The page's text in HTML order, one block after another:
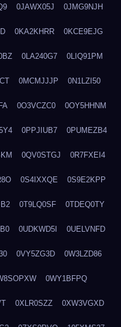
0JAWX05J 0JMG9NJH
0KA2KHRR 0KCE9EJG
0LA240G7 0LIQ91PM
0MCMJJJP 0N1LZI50
0O3VCZC0 0OY5HHNM
0PPJIUB7 0PUMEZB4
0QV0STGJ 0R7FXEI4
0S4IXXQE 0S9E2KPP
0T9LQ0SF 0TDEQ0TY
0UDKWD5I 0UELVNFD
0VY5ZG3D 0W3LZD86
0WY1BFPQ
0XLR0SZZ 0XW3VGXD